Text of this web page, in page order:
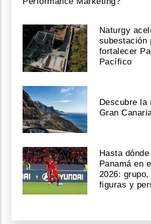
Naturgy
subestación
fortalecer
Pacífico
Descubre la
Gran
Hasta
Panamá en
2026:
figuras y